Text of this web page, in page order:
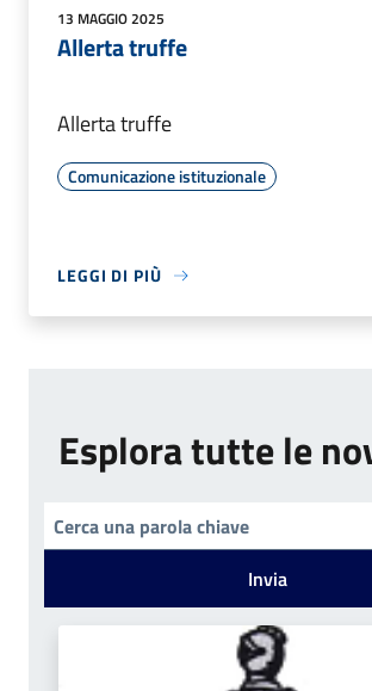
13 MAGGIO 2025
Allerta truffe
Allerta truffe
Comunicazione istituzionale
LEGGI DI PIÙ
Esplora tutte le
Invia